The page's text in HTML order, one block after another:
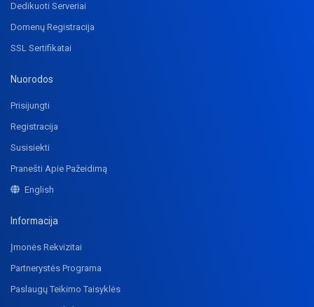
Dedikuoti Serveriai
Domenų Registracija
SSL Sertifikatai
Nuorodos
Prisijungti
Registracija
Susisiekti
Pranešti Apie Pažeidimą
English
Informacija
Įmonės Rekvizitai
Partnerystės Programa
Paslaugų Teikimo Taisyklės